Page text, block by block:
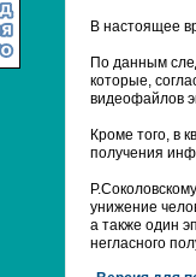
В настоящее
По данным
которые,
видеофайлов
Кроме того, в
получения
унижение
а также один
негласного